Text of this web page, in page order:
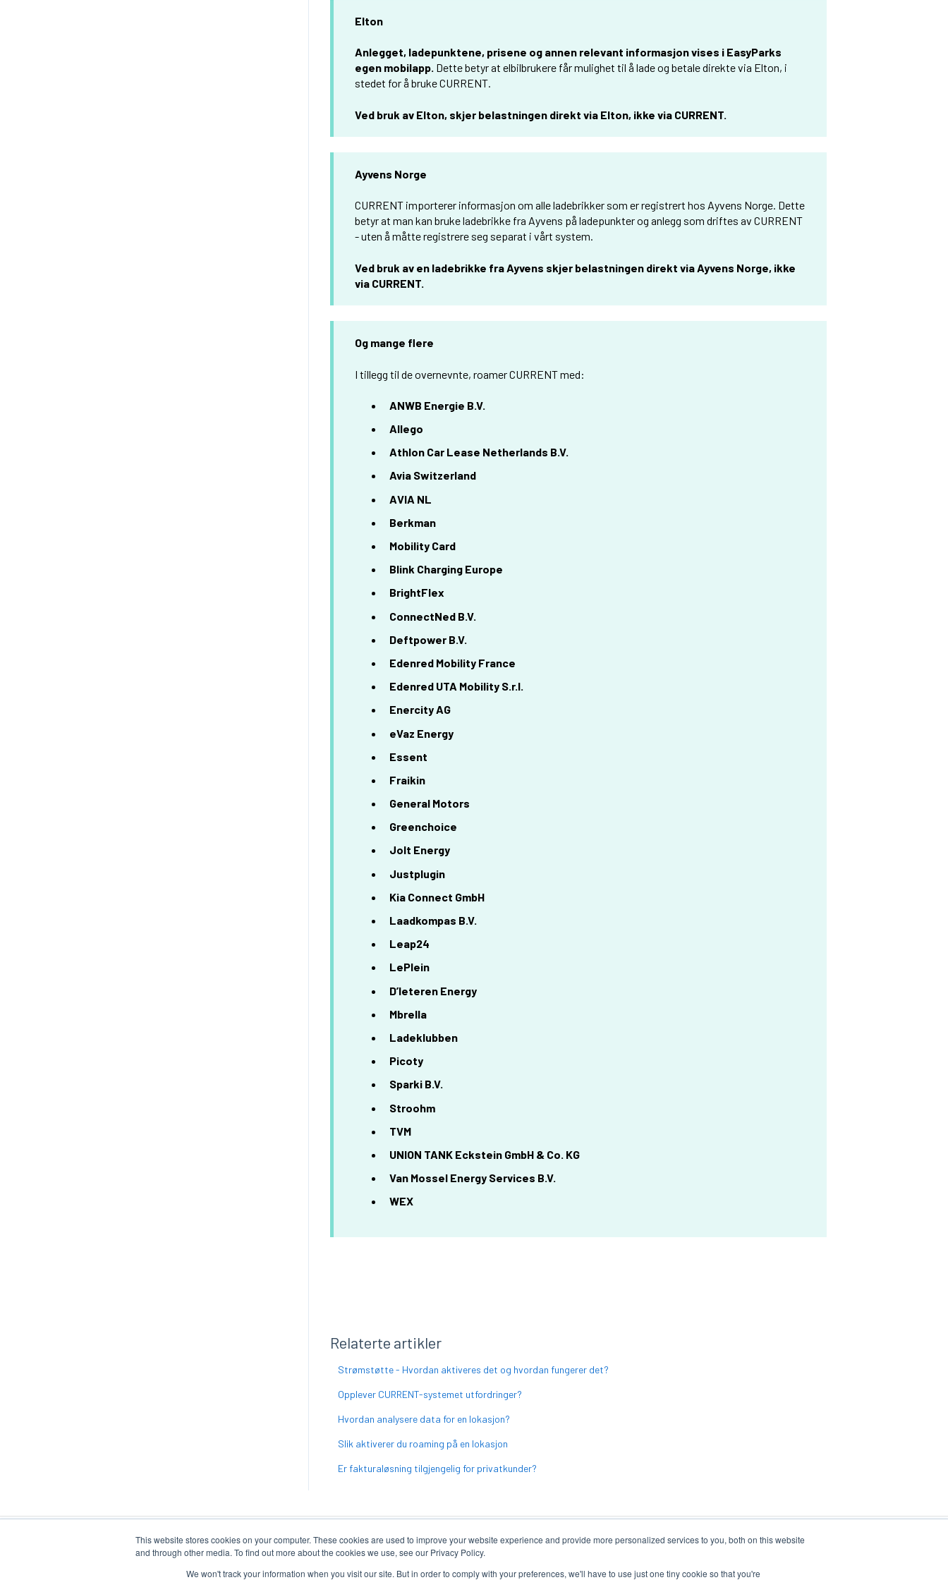
This website stores cookies on your computer. These cookies are used to improve your website experience and provide more personalized services to you, both on this website
and through other media. To find out more about the cookies we use, see our Privacy Policy.
We won't track your information when you visit our site. But in order to comply with your preferences, we'll have to use just one tiny cookie so that you're
Elton
Anlegget, ladepunktene, prisene og annen relevant informasjon vises i EasyParks
egen mobilapp. Dette betyr at elbilbrukere får mulighet til å lade og betale direkte via Elton, i
stedet for å bruke CURRENT.
Ved bruk av Elton, skjer belastningen direkt via Elton, ikke via CURRENT.
Ayvens Norge
CURRENT importerer informasjon om alle ladebrikker som er registrert hos Ayvens Norge. Dette
betyr at man kan bruke ladebrikke fra Ayvens på ladepunkter og anlegg som driftes av CURRENT
- uten å måtte registrere seg separat i vårt system.
Ved bruk av en ladebrikke fra Ayvens skjer belastningen direkt via Ayvens Norge, ikke
via CURRENT.
Og mange flere
I tillegg til de overnevnte, roamer CURRENT med:
ANWB Energie B.V.
Allego
Athlon Car Lease Netherlands B.V.
Avia Switzerland
AVIA NL
Berkman
Mobility Card
Blink Charging Europe
BrightFlex
ConnectNed B.V.
Deftpower B.V.
Edenred Mobility France
Edenred UTA Mobility S.r.l.
Enercity AG
eVaz Energy
Essent
Fraikin
General Motors
Greenchoice
Jolt Energy
Justplugin
Kia Connect GmbH
Laadkompas B.V.
Leap24
LePlein
D’Ieteren Energy
Mbrella
Ladeklubben
Picoty
Sparki B.V.
Stroohm
TVM
UNION TANK Eckstein GmbH & Co. KG
Van Mossel Energy Services B.V.
WEX
Relaterte artikler
Strømstøtte - Hvordan aktiveres det og hvordan fungerer det?
Opplever CURRENT-systemet utfordringer?
Hvordan analysere data for en lokasjon?
Slik aktiverer du roaming på en lokasjon
Er fakturaløsning tilgjengelig for privatkunder?